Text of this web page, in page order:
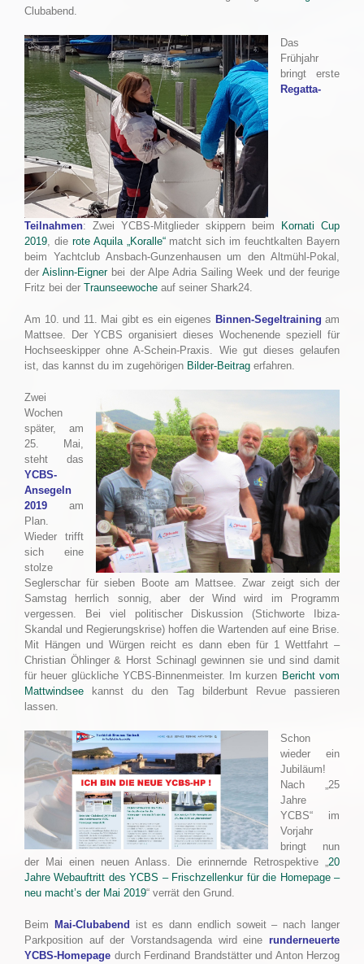
Clubabend.
Das
Frühjahr
bringt erste
Regatta-
Teilnahmen: Zwei YCBS-Mitglieder skippern beim
Kornati Cup
2019, die rote Aquila „Koralle“matcht sich im feuchtkalten Bayern
beim Yachtclub Ansbach-Gunzenhausen um den Altmühl-Pokal,
derAislinn-Eignerbei der Alpe Adria Sailing Week und der feurige
Fritz bei der Traunseewoche auf seiner Shark24.
Am 10. und 11. Mai gibt es ein eigenes Binnen-Segeltraining am
Mattsee. Der YCBS organisiert dieses Wochenende speziell für
Hochseeskipper ohne A-Schein-Praxis. Wie gut dieses gelaufen
ist, das kannst du im zugehörigen Bilder-Beitrag erfahren.
Zwei
Wochen
später, am
25. Mai,
steht das
YCBS-
Ansegeln
2019 am
Plan.
Wieder trifft
sich eine
stolze
Seglerschar für sieben Boote am Mattsee. Zwar zeigt sich der
Samstag herrlich sonnig, aber der Wind wird im Programm
vergessen. Bei viel politischer Diskussion (Stichworte Ibiza-
Skandal und Regierungskrise) hoffen die Wartenden auf eine Brise.
Mit Hängen und Würgen reicht es dann eben für 1 Wettfahrt –
Christian Öhlinger & Horst Schinagl gewinnen sie und sind damit
für heuer glückliche YCBS-Binnenmeister. Im kurzen Bericht vom
Mattwindsee kannst du den Tag bilderbunt Revue passieren
lassen.
Schon
wieder ein
Jubiläum!
Nach „25
Jahre
YCBS“ im
Vorjahr
bringt nun
der Mai einen neuen Anlass. Die erinnernde Retrospektive „20
Jahre Webauftritt des YCBS – Frischzellenkur für die Homepage –
neu macht’s der Mai 2019“ verrät den Grund.
Beim Mai-Clubabend
ist es dann endlich soweit – nach langer
Parkposition auf der Vorstandsagenda wird eine runderneuerte
YCBS-Homepage durch Ferdinand Brandstätter und Anton Herzog